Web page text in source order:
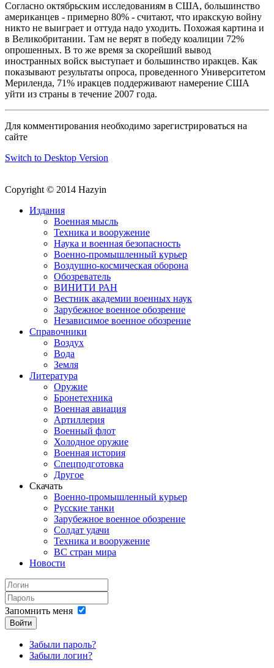
Согласно октябрьским исследованиям в США, большинство
американцев - примерно 80% - считают, что иракскую войну
никто не выиграет и оттуда надо уходить. Похожая картина и
в Великобритании. Там не верят в победу коалиции 72%
опрошенных. В то же время за скорейший вывод
иностранных войск выступает и большинство иракцев. Как
показывают результаты опроса, проведенного Университетом
Мериленда, 71% иракцев поддерживают намерение США
уйти из страны в течение 2007 года.
Для комментирования необходимо зарегистрироваться на
сайте
Switch to Desktop Version
Copyright © 2014 Hazyin
Издания
Военная мысль
Техника и вооружение
Наука и военная безопасность
Военно-промышленный курьер
Воздушно-космическая оборона
Обозреватель
ВИНИТИ РАН
Вестник академии военных наук
Зарубежное военное обозрение
Независимое военное обозрение
Справочники
Воздух
Вода
Земля
Литература
Оружие
Бронетехника
Военная авиация
Артиллерия
Военный флот
Холодное оружие
Военная история
Спецподготовка
Другое
Скачать
Военно-промышленный курьер
Русские танки
Зарубежное военное обозрение
Солдат удачи
Техника и вооружение
ВС стран мира
Новости
Запомнить меня
Войти
Забыли пароль?
Забыли логин?